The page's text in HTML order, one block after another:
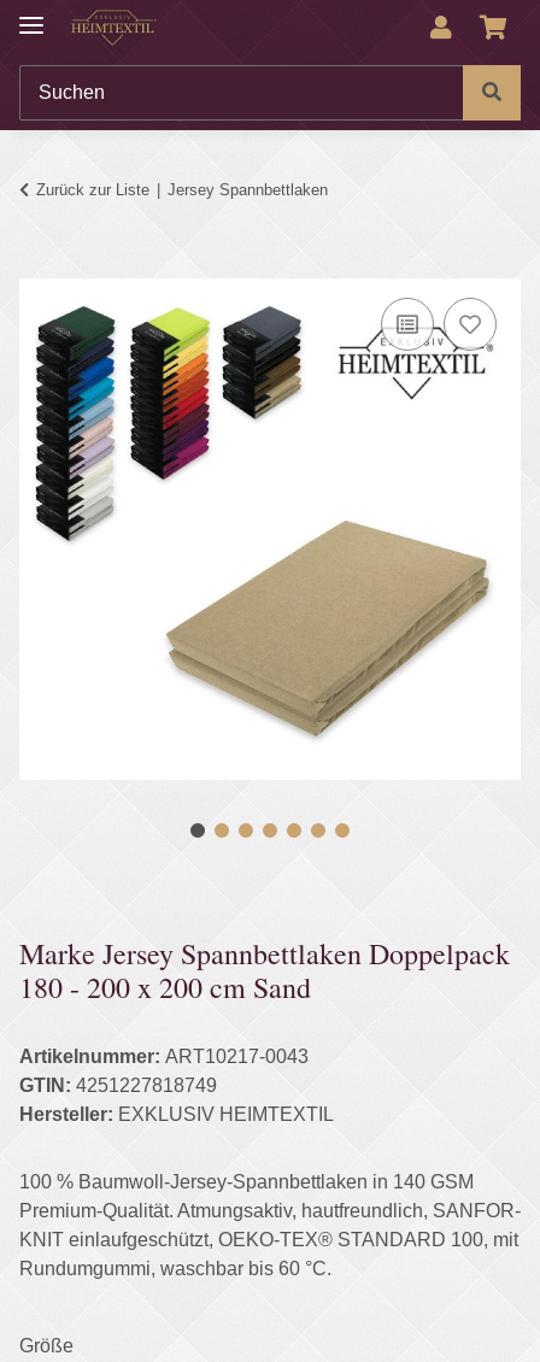
Zurück zur Liste Jersey Spannbettlaken
Marke Jersey Spannbettlaken Doppelpack
180 - 200 x 200 cm Sand
Artikelnummer: ART10217-0043
GTIN: 4251227818749
Hersteller: EXKLUSIV HEIMTEXTIL
100 % Baumwoll-Jersey-Spannbettlaken in 140 GSM
Premium-Qualität. Atmungsaktiv, hautfreundlich, SANFOR-
KNIT einlaufgeschützt, OEKO-TEX® STANDARD 100, mit
Rundumgummi, waschbar bis 60 °C.
Größe